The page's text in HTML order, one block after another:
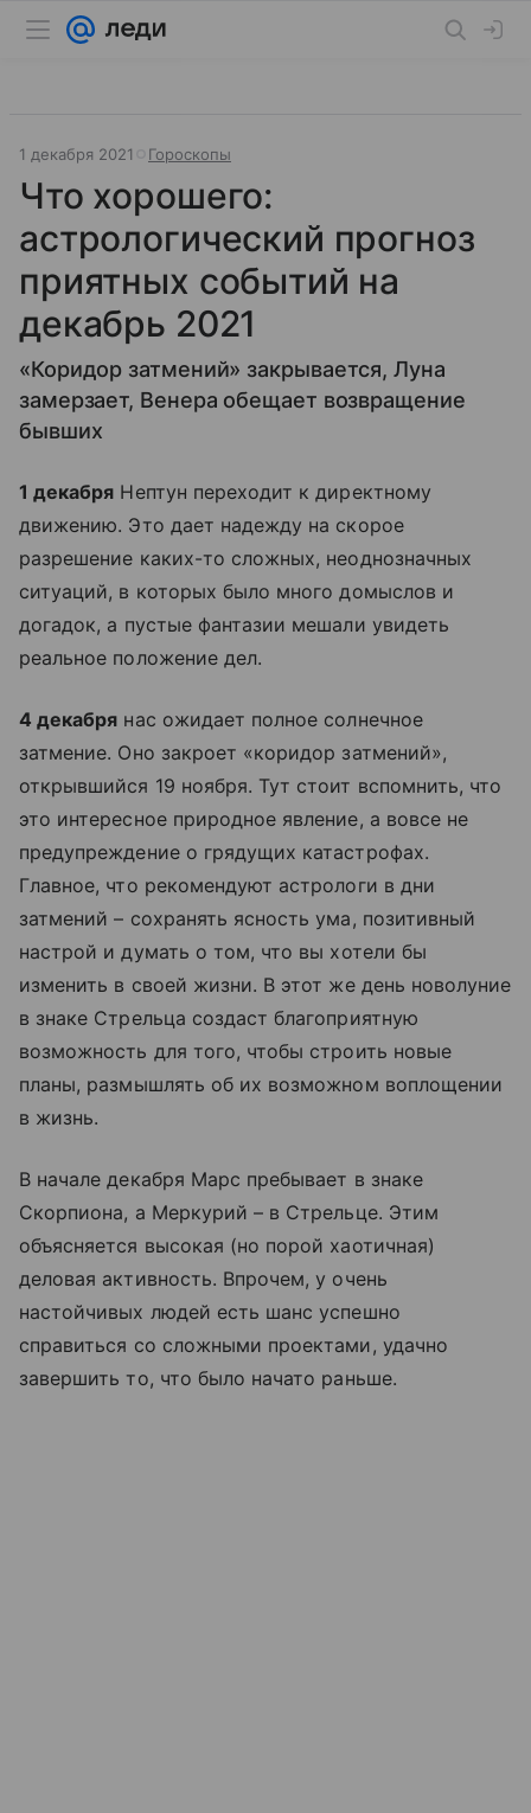
1 декабря 2021 Гороскопы
Что хорошего:
астрологический прогноз
приятных событий на
декабрь 2021
«Коридор затмений» закрывается, Луна
замерзает, Венера обещает возвращение
бывших
1 декабря Нептун переходит к директному
движению. Это дает надежду на скорое
разрешение каких-то сложных, неоднозначных
ситуаций, в которых было много домыслов и
догадок, а пустые фантазии мешали увидеть
реальное положение дел.
4 декабря нас ожидает полное солнечное
затмение. Оно закроет «коридор затмений»,
открывшийся 19 ноября. Тут стоит вспомнить, что
это интересное природное явление, а вовсе не
предупреждение о грядущих катастрофах.
Главное, что рекомендуют астрологи в дни
затмений – сохранять ясность ума, позитивный
настрой и думать о том, что вы хотели бы
изменить в своей жизни. В этот же день новолуние
в знаке Стрельца создаст благоприятную
возможность для того, чтобы строить новые
планы, размышлять об их возможном воплощении
в жизнь.
В начале декабря Марс пребывает в знаке
Скорпиона, а Меркурий – в Стрельце. Этим
объясняется высокая (но порой хаотичная)
деловая активность. Впрочем, у очень
настойчивых людей есть шанс успешно
справиться со сложными проектами, удачно
завершить то, что было начато раньше.